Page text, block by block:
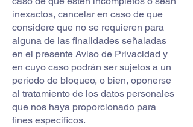
inexactos, cancelar en caso de que
considere que no se requieren para
alguna de las finalidades señaladas
en el presente Aviso de Privacidad y
en cuyo caso podrán ser sujetos a un
periodo de bloqueo, o bien, oponerse
al tratamiento de los datos personales
que nos haya proporcionado para
fines específicos.